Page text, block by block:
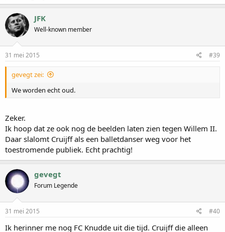
JFK
Well-known member
31 mei 2015 #39
gevegt zei:
We worden echt oud.
Zeker.
Ik hoop dat ze ook nog de beelden laten zien tegen Willem II.
Daar slalomt Cruijff als een balletdanser weg voor het
toestromende publiek. Echt prachtig!
gevegt
Forum Legende
31 mei 2015 #40
Ik herinner me nog FC Knudde uit die tijd. Cruijff die alleen